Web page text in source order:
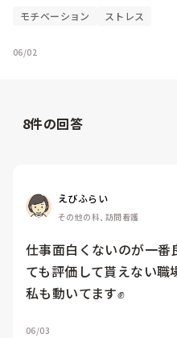
モチベーション ストレス
06/02
8件の回答
えびふらい
その他の科, 訪問看護
仕事面白くないのが一番
ても評価して貰えない職
私も動いてます✊
06/03